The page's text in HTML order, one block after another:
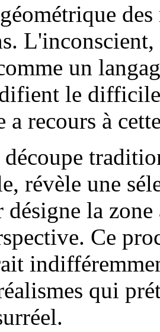
un
le
a recours à
révèle une
la
Ce
qui